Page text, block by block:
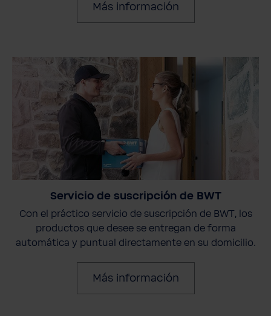
Más información
Servicio de suscripción de BWT
Con el práctico servicio de suscripción de BWT, los
productos que desee se entregan de forma
automática y puntual directamente en su domicilio.
Más información